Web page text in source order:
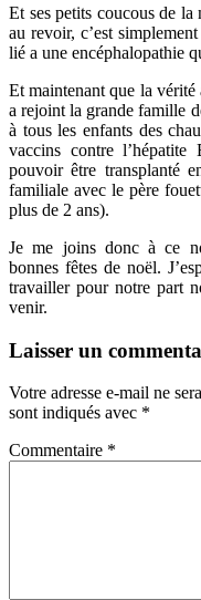
Et ses petits coucous de
au revoir, c’est
lié a une encéphalopathie
Et maintenant que la vérité
a rejoint la grande famille
à tous les enfants des
vaccins contre
pouvoir être transplanté
familiale avec le père
plus de 2 ans).
Je me joins donc à ce
bonnes fêtes de noël.
travailler pour notre part
venir.
Laisser un
Votre adresse e-mail ne
sont indiqués avec *
Commentaire *